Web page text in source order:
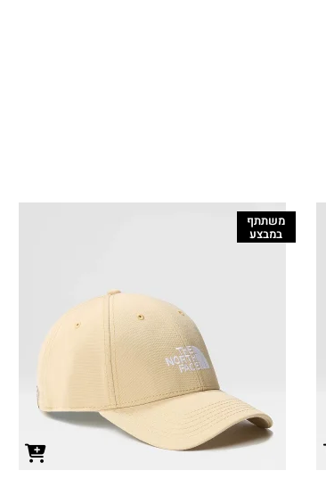
משתתף
במבצע